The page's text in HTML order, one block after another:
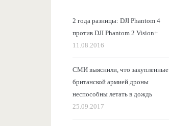
2 года разницы: DJI Phantom 4
против DJI Phantom 2 Vision+
11.08.2016
СМИ выяснили, что закупленные
британской армией дроны
неспособны летать в дождь
25.09.2017